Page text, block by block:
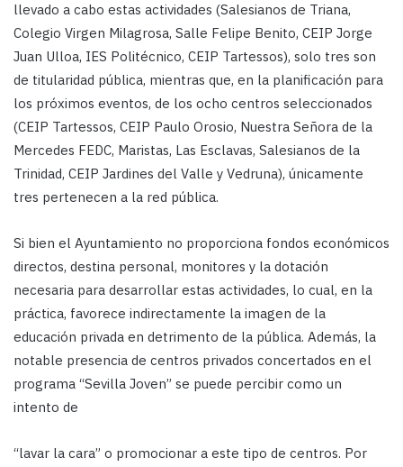
llevado a cabo estas actividades (Salesianos de Triana,
Colegio Virgen Milagrosa, Salle Felipe Benito, CEIP Jorge
Juan Ulloa, IES Politécnico, CEIP Tartessos), solo tres son
de titularidad pública, mientras que, en la planificación para
los próximos eventos, de los ocho centros seleccionados
(CEIP Tartessos, CEIP Paulo Orosio, Nuestra Señora de la
Mercedes FEDC, Maristas, Las Esclavas, Salesianos de la
Trinidad, CEIP Jardines del Valle y Vedruna), únicamente
tres pertenecen a la red pública.
Si bien el Ayuntamiento no proporciona fondos económicos
directos, destina personal, monitores y la dotación
necesaria para desarrollar estas actividades, lo cual, en la
práctica, favorece indirectamente la imagen de la
educación privada en detrimento de la pública. Además, la
notable presencia de centros privados concertados en el
programa “Sevilla Joven” se puede percibir como un
intento de
“lavar la cara” o promocionar a este tipo de centros. Por